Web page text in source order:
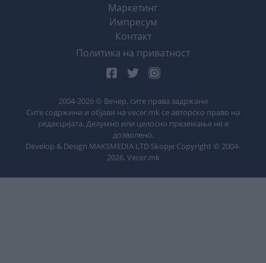
Маркетинг
Импресум
Контакт
Политика на приватност
2004-2026 © Вечер, сите права задржани
Сите содржини и објави на vecer.mk се авторско право на
редакцијата. Делумно или целосно преземање не е
дозволено.
Develop & Design MAKSMEDIA LTD Skopje Copyright © 2004-
2026. Vecer.mk